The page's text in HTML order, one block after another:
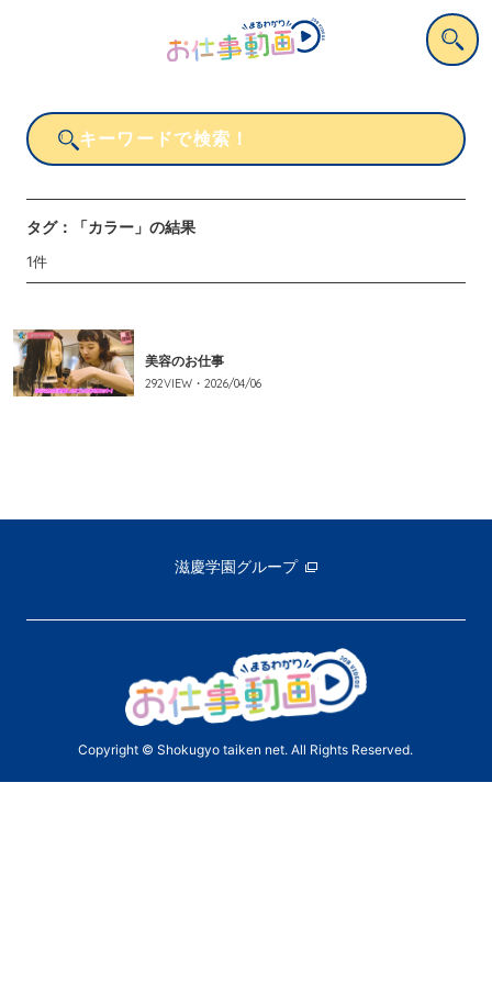
タグ： 「カラー」 の結果
1件
美容のお仕事
292VIEW・ 2026/04/06
滋慶学園グループ
Copyright © Shokugyo taiken net. All Rights Reserved.